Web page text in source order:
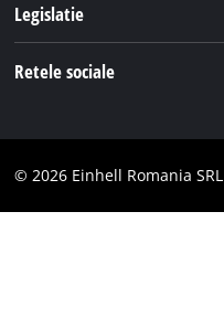
Sistemul de acumulatori
Einhell in lume
Legislatie
Declaratie de accesibilitate
Retele sociale
Facebook
© 2026 Einhell Romania SRL